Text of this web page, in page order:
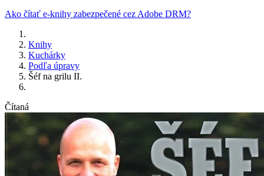
Ako čítať e-knihy zabezpečené cez Adobe DRM?
Knihy
Kuchárky
Podľa úpravy
Šéf na grilu II.
Čítaná